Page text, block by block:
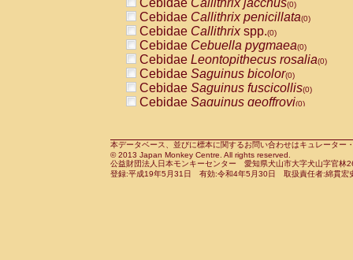
PitheciidaePithecia pithecia(0)
CercopithecidaeCercocebus agilis
CercopithecidaeCercocebus
CercopithecidaeCercocebus
CercopithecidaeCercocebus
CercopithecidaeCercocebus
CercopithecidaeCercocebushybrid
CercopithecidaePapio anubis(0)
CercopithecidaePapio cynocephalus
CercopithecidaePapio hamadryas(0)
Cebidae Callithrix jacchus(0)
Cebidae Callithrix penicillata(0)
Cebidae Callithrixspp.(0)
Cebidae Cebuella pygmaea(0)
Cebidae Leontopithecus rosalia(0)
Cebidae Saguinus bicolor(0)
Cebidae Saguinus fuscicollis(0)
Cebidae Saguinus geoffroyi(0)
CebidaeSaguinus leucopus(0)
CebidaeSaguinus midas(0)
Cebidae Saguinus mystax(0)
本データベース、並びに標本に関するお問い合わせはキュレータ
© 2013 Japan Monkey Centre. All rights reserved.
公益財団法人日本モンキーセンター 愛知県犬山市大字犬山字官
登録:平成19年5月31日 有効:令和4年5月30日 取扱責任者:綿貫宏